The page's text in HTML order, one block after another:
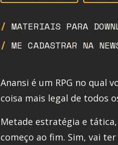
MATERIAIS PARA
ME CADASTRAR NA
Anansi é um RPG no qual
coisa mais legal de todos
Metade estratégia e
começo ao fim. Sim, vai